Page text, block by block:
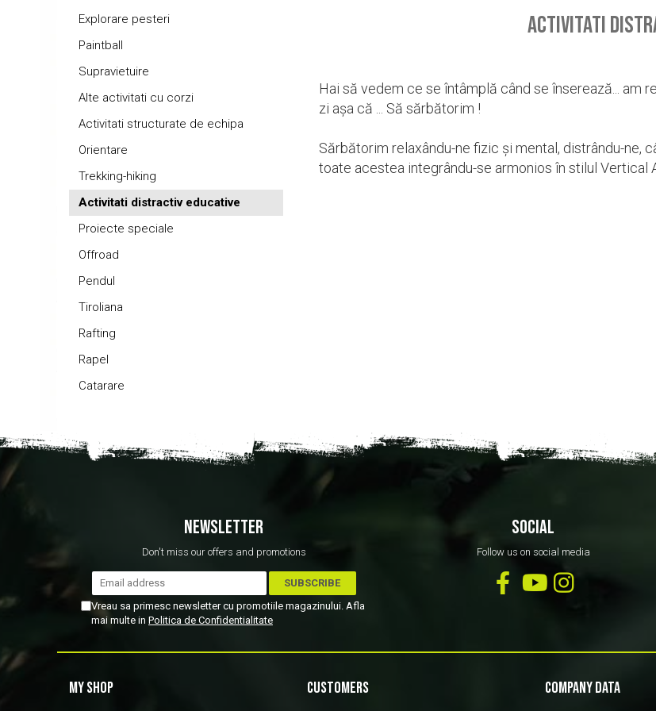
Activitati
Hai să vedem ce se întâmplă când se înserează...
zi așa că ... Să sărbătorim !
Sărbătorim relaxându-ne fizic și mental, distrându-ne,
toate acestea integrându-se armonios în stilul Vertical
Explorare pesteri
Paintball
Supravietuire
Alte activitati cu corzi
Activitati structurate de echipa
Orientare
Trekking-hiking
Activitati distractiv educative
Proiecte speciale
Offroad
Pendul
Tiroliana
Rafting
Rapel
Catarare
NEWSLETTER
Don't miss our offers and promotions
Vreau sa primesc newsletter cu promotiile magazinului. Afla
mai multe in Politica de Confidentialitate
SOCIAL
Follow us on social media
MY SHOP CUSTOMERS COMPANY DATA